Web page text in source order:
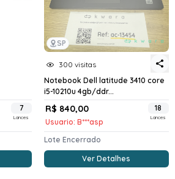
7
Lances
SP
300 visitas
Notebook Dell latitude 3410 core
i5-10210u 4gb/ddr...
R$ 840,00
Usuario: B***asp
18
Lances
Lote Encerrado
Ver Detalhes